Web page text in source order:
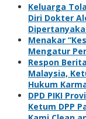
Keluarga
Diri Dokter
Menakar
Mengatur
Respon
Malaysia,
Hukum
DPD PIKI
Ketum DPP